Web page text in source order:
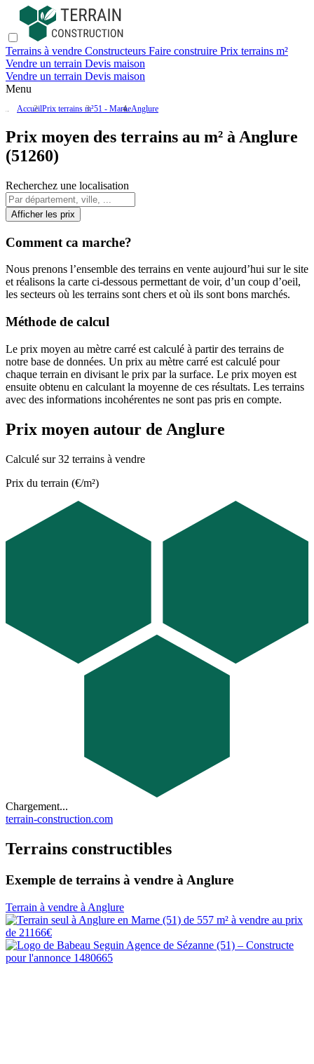
Terrains à vendre Constructeurs Faire construire Prix terrains m²
Vendre un terrain Devis maison
Vendre un terrain Devis maison
Menu
AccueilPrix terrains m²51 - MarneAnglure
Prix moyen des terrains au m² à Anglure
(51260)
Recherchez une localisation
Afficher les prix
Comment ca marche?
Nous prenons l’ensemble des terrains en vente aujourd’hui sur le site
et réalisons la carte ci-dessous permettant de voir, d’un coup d’oeil,
les secteurs où les terrains sont chers et où ils sont bons marchés.
Méthode de calcul
Le prix moyen au mètre carré est calculé à partir des terrains de
notre base de données. Un prix au mètre carré est calculé pour
chaque terrain en divisant le prix par la surface. Le prix moyen est
ensuite obtenu en calculant la moyenne de ces résultats. Les terrains
avec des informations incohérentes ne sont pas pris en compte.
Prix moyen autour de Anglure
Calculé sur 32 terrains à vendre
Prix du terrain (€/m²)
Chargement...
terrain-construction.com
Terrains constructibles
Exemple de terrains à vendre à Anglure
Terrain à vendre à Anglure